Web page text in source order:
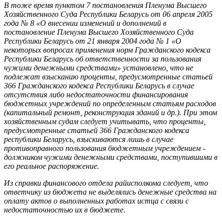
В тоже время пунктом 7 постановления Пленума Высшего
Хозяйственного Суда Республики Беларусь от 06 апреля 2005
года № 8 «О внесении изменений и дополнений в
постановление Пленума Высшего Хозяйственного Суда
Республики Беларусь от 21 января 2004 года № 1 «О
некоторых вопросах применения норм Гражданского кодекса
Республики Беларусь об ответственности за пользования
чужими денежными средствами» установлено, что не
подлежат взысканию проценты, предусмотренные статьей
366 Гражданского кодекса Республики Беларусь в случае
отсутствия либо недостаточности финансирования
бюджетных учреждений по определенным статьям расходов
(капитальный ремонт, реконструкция зданий и др.). При этом
хозяйственным судам следует учитывать, что проценты,
предусмотренные статьей 366 Гражданского кодекса
республики Беларусь, взыскиваются лишь в случае
противоправного пользования бюджетным учреждением -
должником чужими денежными средствами, поступившими в
его реальное распоряжение.
Из справки финансового отдела райисполкома следует, что
ответчику из бюджета не выделялись денежные средства на
оплату актов о выполненных работах истца с связи с
недостаточностью их в бюджете.